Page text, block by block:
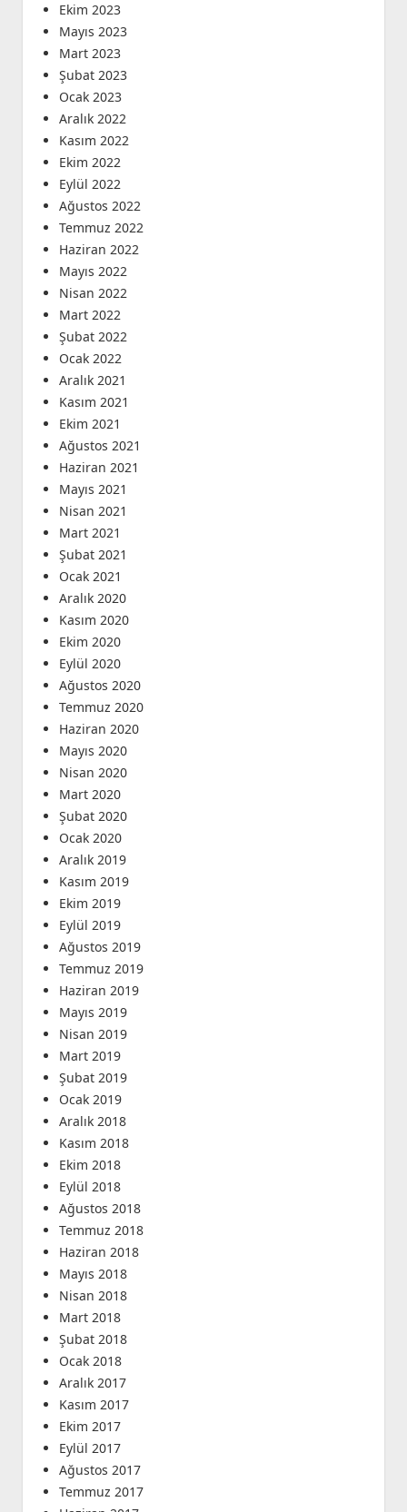
Ekim 2023
Mayıs 2023
Mart 2023
Şubat 2023
Ocak 2023
Aralık 2022
Kasım 2022
Ekim 2022
Eylül 2022
Ağustos 2022
Temmuz 2022
Haziran 2022
Mayıs 2022
Nisan 2022
Mart 2022
Şubat 2022
Ocak 2022
Aralık 2021
Kasım 2021
Ekim 2021
Ağustos 2021
Haziran 2021
Mayıs 2021
Nisan 2021
Mart 2021
Şubat 2021
Ocak 2021
Aralık 2020
Kasım 2020
Ekim 2020
Eylül 2020
Ağustos 2020
Temmuz 2020
Haziran 2020
Mayıs 2020
Nisan 2020
Mart 2020
Şubat 2020
Ocak 2020
Aralık 2019
Kasım 2019
Ekim 2019
Eylül 2019
Ağustos 2019
Temmuz 2019
Haziran 2019
Mayıs 2019
Nisan 2019
Mart 2019
Şubat 2019
Ocak 2019
Aralık 2018
Kasım 2018
Ekim 2018
Eylül 2018
Ağustos 2018
Temmuz 2018
Haziran 2018
Mayıs 2018
Nisan 2018
Mart 2018
Şubat 2018
Ocak 2018
Aralık 2017
Kasım 2017
Ekim 2017
Eylül 2017
Ağustos 2017
Temmuz 2017